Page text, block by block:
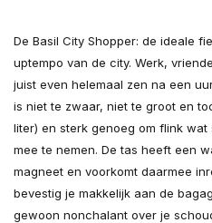
De Basil City Shopper: de ideale
uptempo van de city. Werk,
juist even helemaal zen na een
is niet te zwaar, niet te groot en
liter) en sterk genoeg om flink
mee te nemen. De tas heeft een
magneet en voorkomt daarmee
bevestig je makkelijk aan de
gewoon nonchalant over je